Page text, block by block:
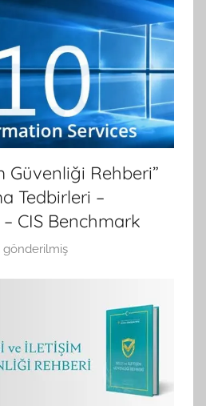
Güvenliği Rehberi”
Tedbirleri –
CIS Benchmark
gönderilmiş
ç
e